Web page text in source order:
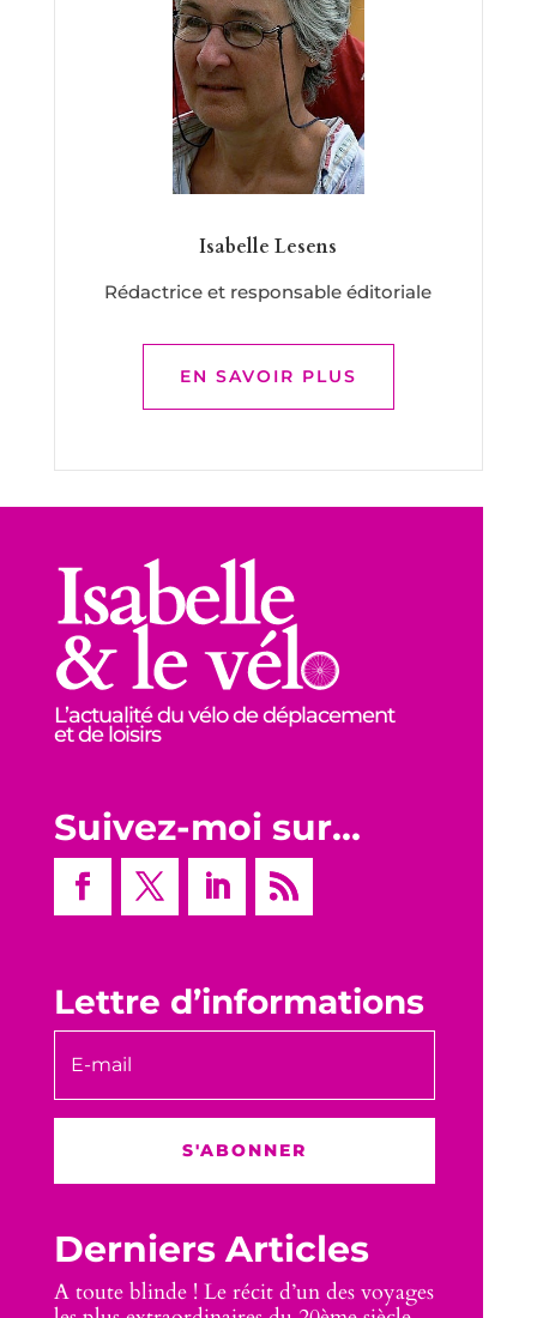
Isabelle Lesens
Rédactrice et responsable éditoriale
EN SAVOIR PLUS
L’actualité du vélo de déplacement
et de loisirs
Suivez-moi sur…
Lettre d’informations
S'ABONNER
Derniers Articles
A toute blinde ! Le récit d’un des voyages